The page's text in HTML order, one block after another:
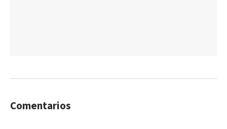
Comentarios